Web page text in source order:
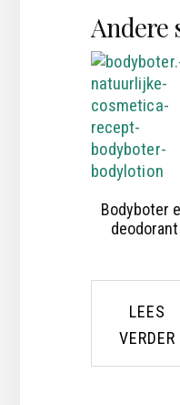
Andere
Bodyboter
deodorant
LEES
VERDER